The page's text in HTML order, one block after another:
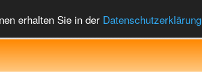
erhalten Sie in der Datenschutzerklärung